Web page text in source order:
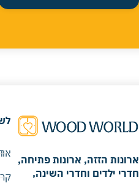
ארונות הזזה, ארונות פתיחה,
חדרי ילדים וחדרי השינה,